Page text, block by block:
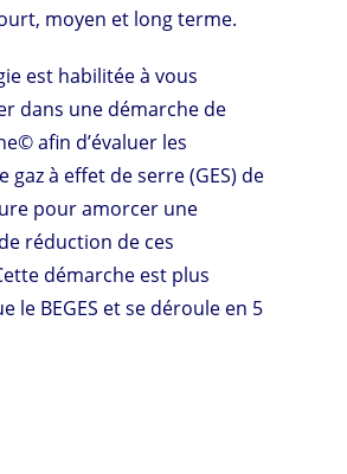
moyen et long terme.
est habilitée à vous
dans une démarche de
afin d’évaluer les
gaz à effet de serre (GES) de
pour amorcer une
réduction de ces
démarche est plus
le BEGES et se déroule en 5